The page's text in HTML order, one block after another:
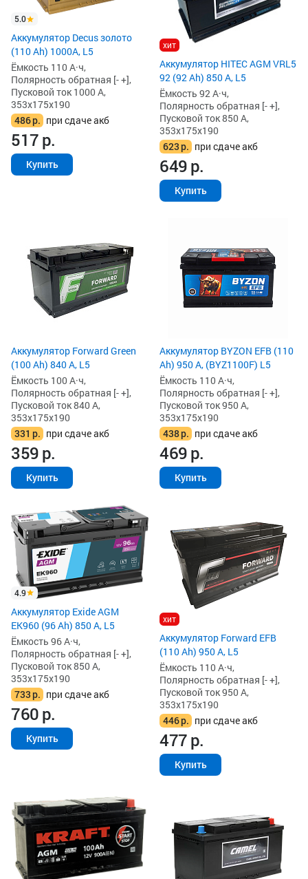
5.0
Аккумулятор Decus золото
(110 Ah) 1000A, L5
Ёмкость 110 А·ч,
Полярность обратная [- +],
Пусковой ток 1000 А,
353x175x190
486р. при сдаче акб
517р.
Купить
хит
Аккумулятор HITEC AGM VRL5
92 (92 Ah) 850 А, L5
Ёмкость 92 А·ч,
Полярность обратная [- +],
Пусковой ток 850 А,
353x175x190
623р. при сдаче акб
649р.
Купить
Аккумулятор Forward Green
(100 Ah) 840 А, L5
Ёмкость 100 А·ч,
Полярность обратная [- +],
Пусковой ток 840 А,
353x175x190
331 р. при сдаче акб
359р.
Купить
Аккумулятор BYZON EFB (110
Ah) 950 А, (BYZ1100F) L5
Ёмкость 110 А·ч,
Полярность обратная [- +],
Пусковой ток 950 А,
353x175x190
438р. при сдаче акб
469р.
Купить
4.9
Аккумулятор Exide AGM
EK960 (96 Ah) 850 А, L5
Ёмкость 96 А·ч,
Полярность обратная [- +],
Пусковой ток 850 А,
353x175x190
733р. при сдаче акб
760р.
Купить
хит
Аккумулятор Forward EFB
(110 Ah) 950 А, L5
Ёмкость 110 А·ч,
Полярность обратная [- +],
Пусковой ток 950 А,
353x175x190
446р. при сдаче акб
477р.
Купить